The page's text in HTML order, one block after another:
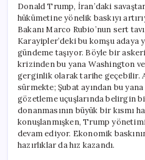
Donald Trump, İran’daki
hükümetine yönelik baskıyı
Bakanı Marco Rubio’nun sert
Karayipler’deki bu komşu
gündeme taşıyor. Böyle bir
krizinden bu yana Washington
gerginlik olarak tarihe geçebilir.
sürmekte; Şubat ayından bu yana
gözetleme uçuşlarında belirgin
donanmasının büyük bir kısmı
konuşlanmışken, Trump yönetimi
devam ediyor. Ekonomik
hazırlıklar da hız kazandı.